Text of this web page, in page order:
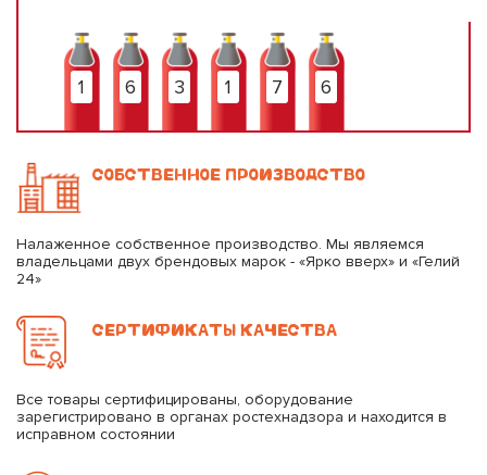
1 6 3 1 7 6
СОБСТВЕННОЕ ПРОИЗВОДСТВО
Налаженное собственное производство. Мы являемся
владельцами двух брендовых марок - «Ярко вверх» и «Гелий
24»
СЕРТИФИКАТЫ КАЧЕСТВА
Все товары сертифицированы, оборудование
зарегистрировано в органах ростехнадзора и находится в
исправном состоянии